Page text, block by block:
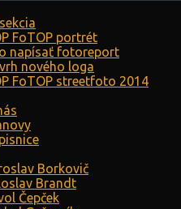
FoTOP portrét
napísať fotoreport
nového loga
FoTOP streetfoto 2014
Borkovič
Brandt
Čepček